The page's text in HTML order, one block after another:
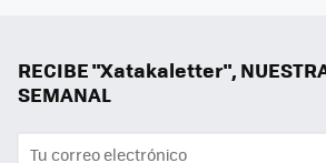
RECIBE "Xatakaletter",
SEMANAL